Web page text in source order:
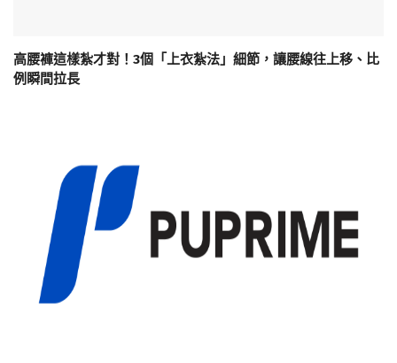
高腰褲這樣紮才對！3個「上衣紮法」細節，讓腰線往上移、比
例瞬間拉長